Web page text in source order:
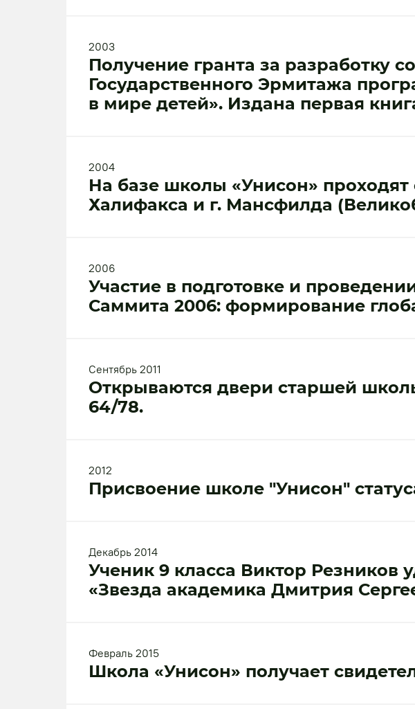
2003
Получение гранта за разработку
Государственного Эрмитажа
в мире детей». Издана первая
2004
На базе школы «Унисон»
Халифакса и г. Мансфилда
2006
Участие в подготовке и
Саммита 2006: формирование
Сентябрь 2011
Открываются двери старшей
64/78.
2012
Присвоение школе "Унисон"
Декабрь 2014
Ученик 9 класса Виктор
«Звезда академика Дмитрия
Февраль 2015
Школа «Унисон» получает